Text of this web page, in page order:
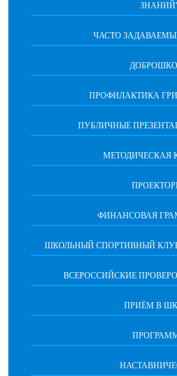
ЧАСТО
ПРОФИЛАКТИКА
ПУБЛИЧНЫЕ
МЕТОДИЧЕСКАЯ
ФИНАНСОВАЯ
ШКОЛЬНЫЙ СПОРТИВНЫЙ
ВСЕРОССИЙСКИЕ
ПРИЁМ В